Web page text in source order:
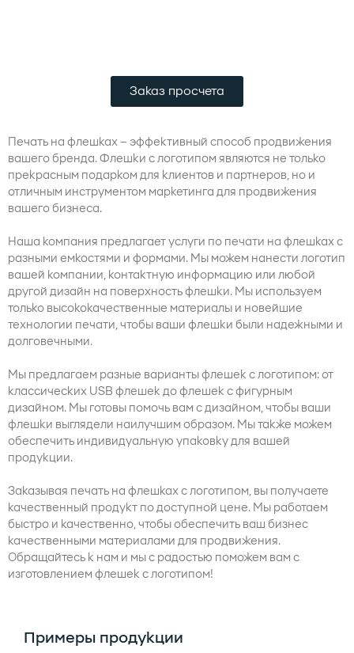
Печать на флешках – эффективный способ продвижения
вашего бренда. Флешки с логотипом являются не только
прекрасным подарком для клиентов и партнеров, но и
отличным инструментом маркетинга для продвижения
вашего бизнеса.
Наша компания предлагает услуги по печати на флешках с
разными емкостями и формами. Мы можем нанести логотип
вашей компании, контактную информацию или любой
другой дизайн на поверхность флешки. Мы используем
только высококачественные материалы и новейшие
технологии печати, чтобы ваши флешки были надежными и
долговечными.
Мы предлагаем разные варианты флешек с логотипом: от
классических USB флешек до флешек с фигурным
дизайном. Мы готовы помочь вам с дизайном, чтобы ваши
флешки выглядели наилучшим образом. Мы также можем
обеспечить индивидуальную упаковку для вашей
продукции.
Заказывая печать на флешках с логотипом, вы получаете
качественный продукт по доступной цене. Мы работаем
быстро и качественно, чтобы обеспечить ваш бизнес
качественными материалами для продвижения.
Обращайтесь к нам и мы с радостью поможем вам с
изготовлением флешек с логотипом!
Заказ просчета
Примеры продукции